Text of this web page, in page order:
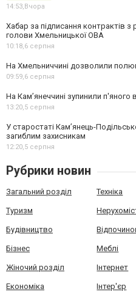
14:53, Вчора
Хабар за підписання контрактів
голови Хмельницької ОВА
10:18,6 серпня
На Хмельниччині дозволили
09:59,6 серпня
На Камʼянеччині зупинили п'яного
13:20,5 серпня
У старостаті Кам’янець-
загиблим захисникам
12:20,5 серпня
Рубрики новин
Загальний розділ Техніка
Туризм
Будівництво
Бізнес Меблі
Жіночий розділ Інтернет
Економіка Інтер'єр